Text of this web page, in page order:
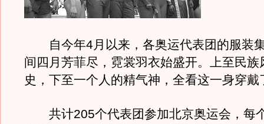
自今年4月以来，各奥运代表团的服装
间四月芳菲尽，霓裳羽衣始盛开。上至民族
史，下至一个人的精气神，全看这一身穿戴
共计205个代表团参加北京奥运会，每